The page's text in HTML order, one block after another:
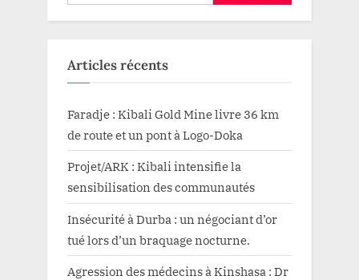
Articles récents
Faradje : Kibali Gold Mine livre 36 km
de route et un pont à Logo-Doka
Projet/ARK : Kibali intensifie la
sensibilisation des communautés
Insécurité à Durba : un négociant d’or
tué lors d’un braquage nocturne.
Agression des médecins à Kinshasa : Dr